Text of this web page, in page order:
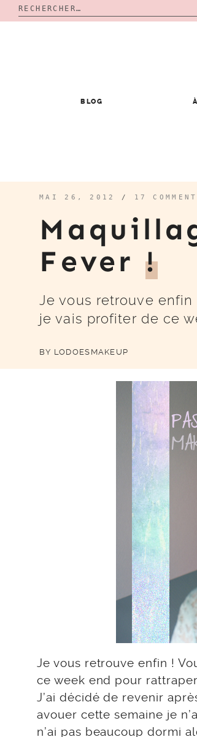
Rechercher :
BLOG
MAI 26, 2012 / 17
Fever !
Je vous retrouve enfin
je vais profiter de ce
BY LODOESMAKEUP
Je vous retrouve enfin !
ce week end pour
J’ai décidé de revenir
avouer cette semaine je
n’ai pas beaucoup dormi